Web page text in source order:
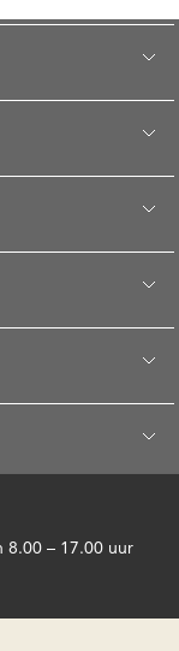
8.00 – 17.00 uur